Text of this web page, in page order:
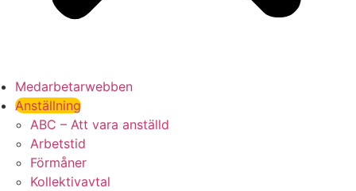
Medarbetarwebben
Anställning
ABC – Att vara anställd
Arbetstid
Förmåner
Kollektivavtal